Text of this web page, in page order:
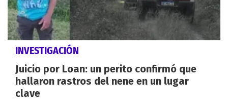
INVESTIGACIÓN
Juicio por Loan: un perito confirmó que
hallaron rastros del nene en un lugar
clave